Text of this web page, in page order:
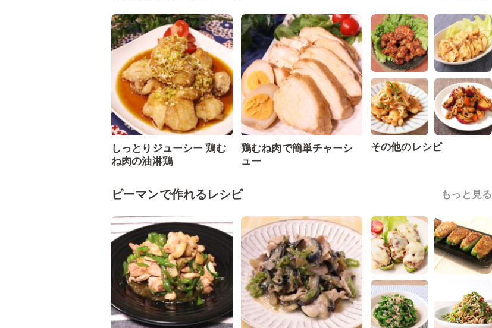
しっとりジューシー 鶏む
ね肉の油淋鶏
鶏むね肉で簡単チャーシ
ュー
その他のレシピ
ピーマンで作れるレシピ もっと見る